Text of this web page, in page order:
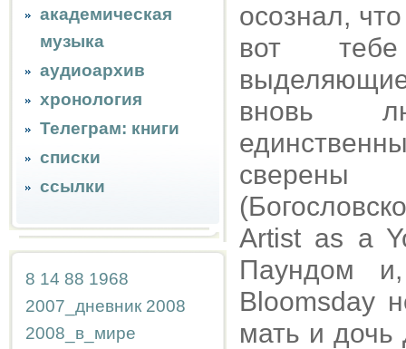
академическая
музыка
аудиоархив
хронология
Телеграм: книги
списки
ссылки
8 14 88 1968
2007_дневник 2008
2008_в_мире
осознал,
вот
вновь
сверены
Artist as a
Паундом
Bloomsday
мать и